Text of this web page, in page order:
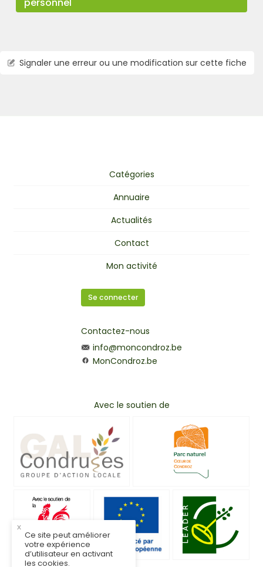
personnel
Signaler une erreur ou une modification sur cette fiche
Catégories
Annuaire
Actualités
Contact
Mon activité
Se connecter
Contactez-nous
info@moncondroz.be
MonCondroz.be
Avec le soutien de
x
Ce site peut améliorer
votre expérience
d’utilisateur en activant
les cookies.